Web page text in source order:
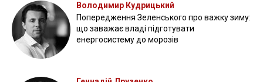
Володимир Кудрицький
Попередження Зеленського про важку зиму:
що заважає владі підготувати
енергосистему до морозів